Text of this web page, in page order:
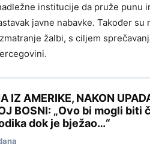
institucije da pruže punu
javne nabavke. Također su
žalbi, s ciljem
IZ AMERIKE, NAKON
BOSNI: „Ovo bi mogli
dok je bježao…“